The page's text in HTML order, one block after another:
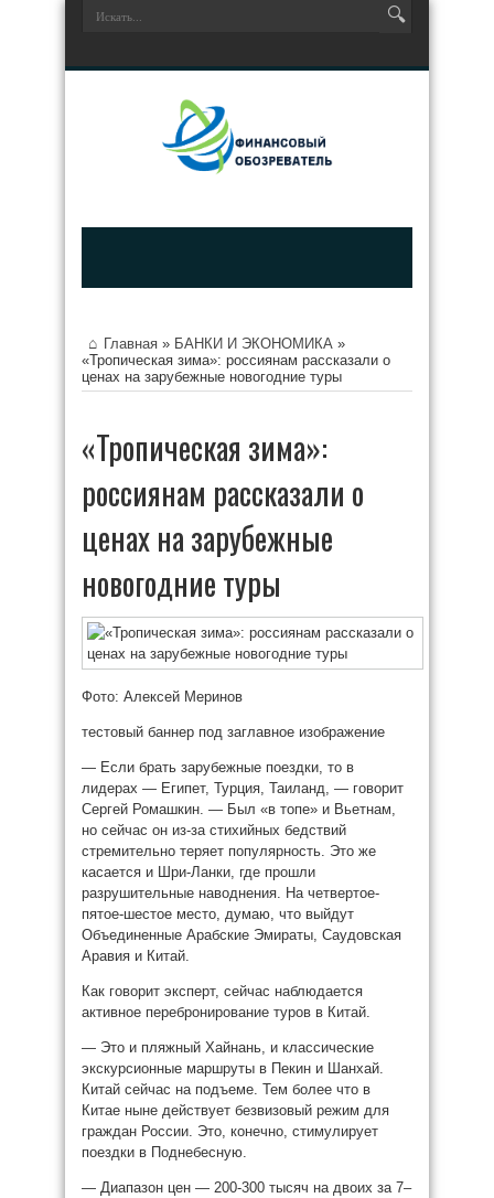
Главная » БАНКИ И ЭКОНОМИКА »
«Тропическая зима»: россиянам рассказали о
ценах на зарубежные новогодние туры
«Тропическая зима»:
россиянам рассказали о
ценах на зарубежные
новогодние туры
Фото: Алексей Меринов
тестовый баннер под заглавное изображение
— Если брать зарубежные поездки, то в
лидерах — Египет, Турция, Таиланд, — говорит
Сергей Ромашкин. — Был «в топе» и Вьетнам,
но сейчас он из-за стихийных бедствий
стремительно теряет популярность. Это же
касается и Шри-Ланки, где прошли
разрушительные наводнения. На четвертое-
пятое-шестое место, думаю, что выйдут
Объединенные Арабские Эмираты, Саудовская
Аравия и Китай.
Как говорит эксперт, сейчас наблюдается
активное перебронирование туров в Китай.
— Это и пляжный Хайнань, и классические
экскурсионные маршруты в Пекин и Шанхай.
Китай сейчас на подъеме. Тем более что в
Китае ныне действует безвизовый режим для
граждан России. Это, конечно, стимулирует
поездки в Поднебесную.
— Диапазон цен — 200-300 тысяч на двоих за 7–